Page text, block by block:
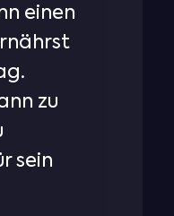
einen
zu
sein